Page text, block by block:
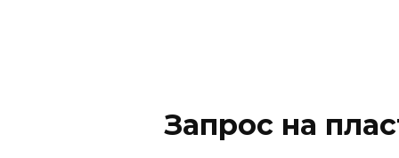
Запрос на